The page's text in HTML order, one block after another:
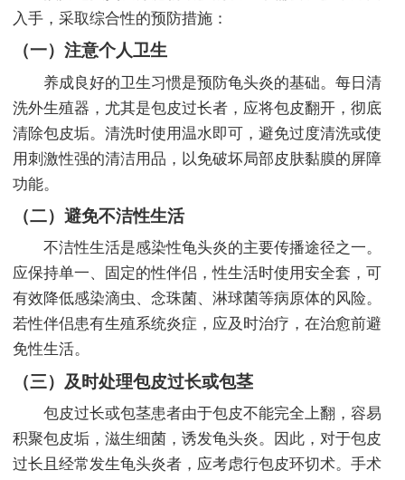
入手，采取综合性的预防措施：
（一）注意个人卫生
养成良好的卫生习惯是预防龟头炎的基础。每日清
洗外生殖器，尤其是包皮过长者，应将包皮翻开，彻底
清除包皮垢。清洗时使用温水即可，避免过度清洗或使
用刺激性强的清洁用品，以免破坏局部皮肤黏膜的屏障
功能。
（二）避免不洁性生活
不洁性生活是感染性龟头炎的主要传播途径之一。
应保持单一、固定的性伴侣，性生活时使用安全套，可
有效降低感染滴虫、念珠菌、淋球菌等病原体的风险。
若性伴侣患有生殖系统炎症，应及时治疗，在治愈前避
免性生活。
（三）及时处理包皮过长或包茎
包皮过长或包茎患者由于包皮不能完全上翻，容易
积聚包皮垢，滋生细菌，诱发龟头炎。因此，对于包皮
过长且经常发生龟头炎者，应考虑行包皮环切术。手术